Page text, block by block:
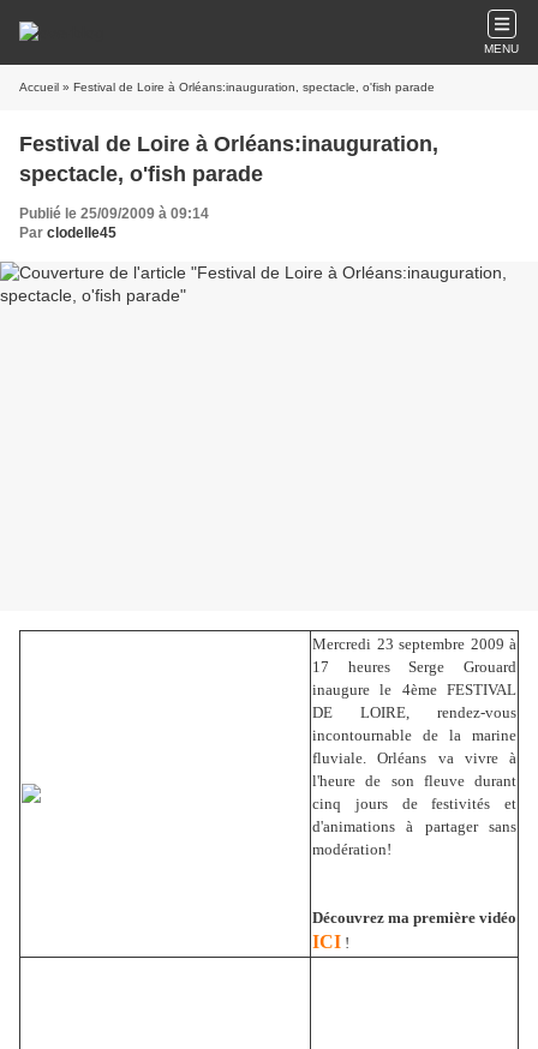
MENU
Accueil » Festival de Loire à Orléans:inauguration, spectacle, o'fish parade
Festival de Loire à Orléans:inauguration,
spectacle, o'fish parade
Publié le 25/09/2009 à 09:14
Par clodelle45
Mercredi 23 septembre 2009 à
17 heures Serge Grouard
inaugure le 4ème FESTIVAL
DE LOIRE, rendez-vous
incontournable de la marine
fluviale. Orléans va vivre à
l'heure de son fleuve durant
cinq jours de festivités et
d'animations à partager sans
modération!
Découvrez ma première vidéo
ICI !